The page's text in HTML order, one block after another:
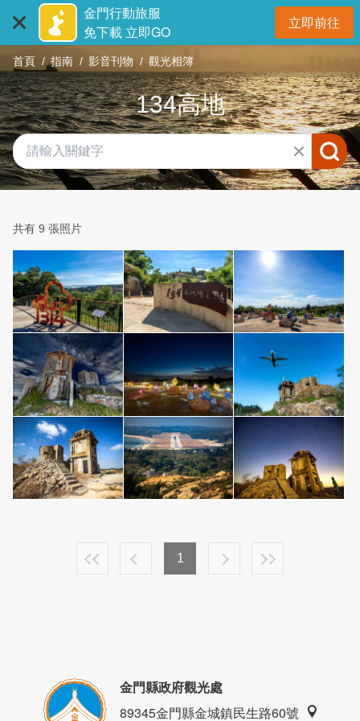
主
內
容
區
塊
金門行動旅服
免下載 立即GO
立即前往開
首頁 指南 影音刊物 觀光相簿
134高地
共有 9 張照片
1
金門縣政府觀光處
89345金門縣金城鎮民生路60號